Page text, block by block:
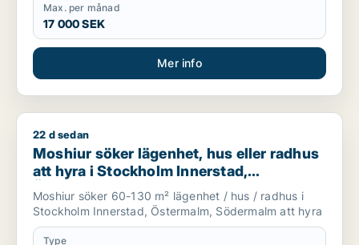
Max. per månad
17 000 SEK
Mer info
Moshiur söker lägenhet, hus eller radhus att hyra i
22 d sedan
Moshiur söker lägenhet, hus eller radhus
att hyra i Stockholm Innerstad,
Östermalm eller Södermalm
Moshiur söker 60-130 m² lägenhet / hus / radhus i
Stockholm Innerstad, Östermalm, Södermalm att hyra
Type